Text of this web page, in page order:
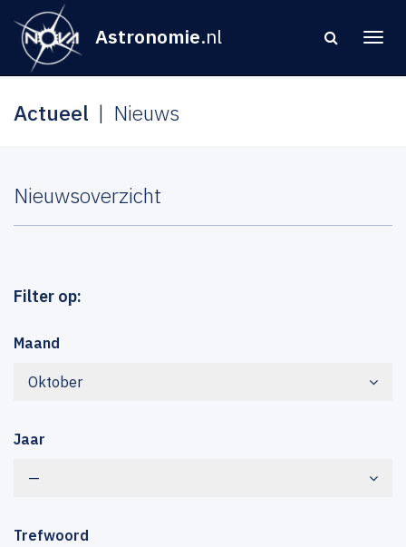
Astronomie.nl
Actueel Nieuws
Nieuwsoverzicht
Filter op:
Maand
Oktober
Jaar
—
Trefwoord